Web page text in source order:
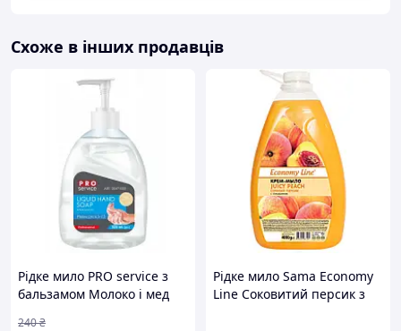
Схоже в інших продавців
Рідке мило PRO service з
бальзамом Молоко і мед
240₴
Рідке мило Sama Economy
Line Соковитий персик з